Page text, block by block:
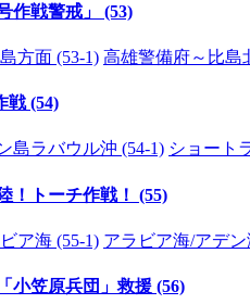
作戦警戒」 (53)
方面 (53-1) 高雄警備府～比島
戦 (54)
島ラバウル沖 (54-1) ショート
！トーチ作戦！ (55)
ア海 (55-1) アラビア海/アデン
小笠原兵団」救援 (56)